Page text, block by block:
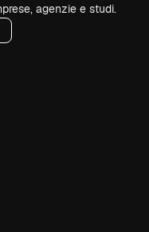
agenzie e studi.